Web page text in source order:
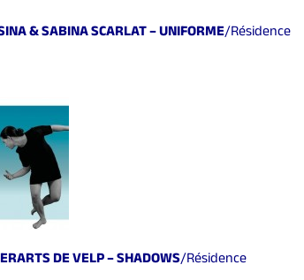
& SABINA SCARLAT– UNIFORME/Résidence
DE VELP– SHADOWS/Résidence